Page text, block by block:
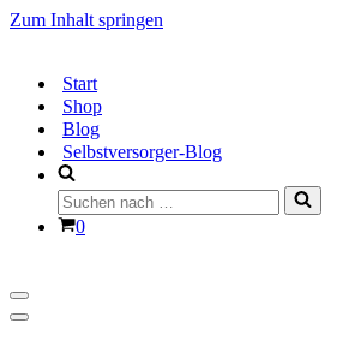
Zum Inhalt springen
Start
Shop
Blog
Selbstversorger-Blog
Suchen
nach …
Warenkorb
0
Navigationsmenü
Navigationsmenü